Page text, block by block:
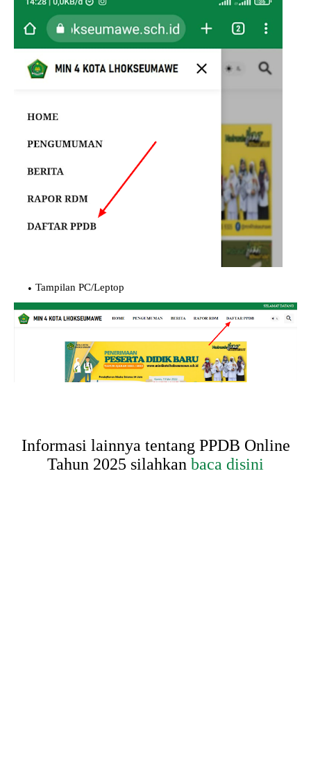
Tampilan PC/Leptop
Informasi lainnya tentang PPDB Online
Tahun 2025 silahkan baca disini